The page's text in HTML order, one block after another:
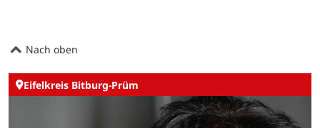
Nach oben
Eifelkreis Bitburg-Prüm